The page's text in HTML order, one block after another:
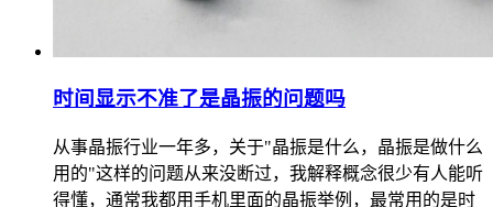
时间显示不准了是晶振的问题吗
从事晶振行业一年多，关于"晶振是什么，晶振是做什么
用的"这样的问题从来没断过，我解释概念很少有人能听
得懂，通常我都用手机里面的晶振举例，最常用的是时